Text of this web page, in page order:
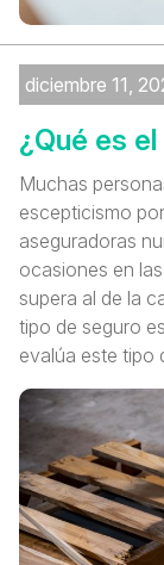
diciembre 11,
¿Qué es
Muchas
escepticismo
aseguradoras
ocasiones en
supera al de la
tipo de seguro
evalúa este tipo